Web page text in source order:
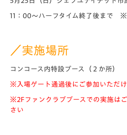
11：00～ハーフタイム終了後まで ※
／実施場所
コンコース内特設ブース（２か所）
※入場ゲート通過後にご参加いただ
※2Fファンクラブブースでの実施は
さい